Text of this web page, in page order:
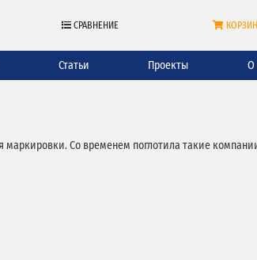
СРАВНЕНИЕ
Статьи Проекты О
маркировки. Со временем поглотила такие